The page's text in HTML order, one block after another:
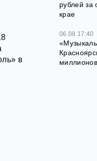
в
рублей за
крае
06.08 17:40